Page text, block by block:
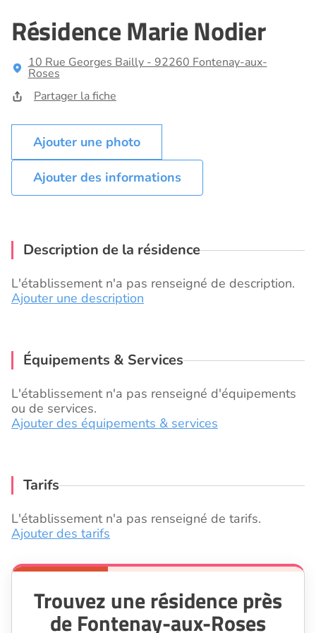
Résidence Marie Nodier
10 Rue Georges Bailly - 92260 Fontenay-aux-
Roses
Partager la fiche
Ajouter des informations
Description de la résidence
L'établissement n'a pas renseigné de description.
Ajouter une description
Équipements & Services
L'établissement n'a pas renseigné d'équipements
ou de services.
Ajouter des équipements & services
Tarifs
L'établissement n'a pas renseigné de tarifs.
Ajouter des tarifs
Trouvez une résidence près
de Fontenay-aux-Roses